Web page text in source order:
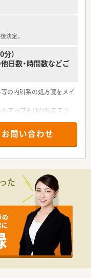
んので、安心して勤務で
決定。
）
日数・時間数などご
等の内科系の処方箋をメイ
アップもはかれます♪
してご入社いただけま
圏内！
お問い合わせ
た